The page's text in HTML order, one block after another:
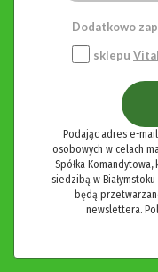
Dodatkowo
sklepu
Podając adres e-
osobowych w celach
Spółka
siedzibą w Białymstoku
będą
newslettera.